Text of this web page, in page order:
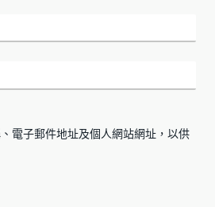
電子郵件地址及個人網站網址，以供